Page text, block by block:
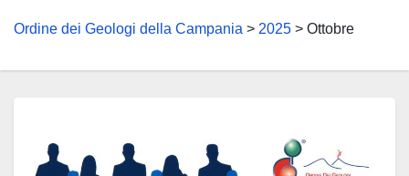
Ordine dei Geologi della Campania > 2025 > Ottobre